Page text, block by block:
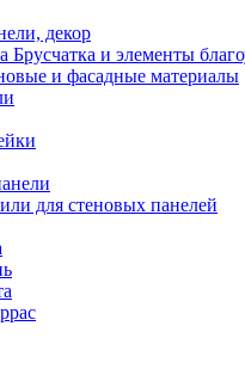
декор
Брусчатка и элементы
и фасадные материалы
для стеновых панелей